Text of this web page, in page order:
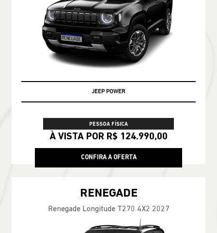
JEEP POWER
PESSOA FÍSICA
À VISTA POR R$ 124.990,00
CONFIRA A OFERTA
RENEGADE
Renegade Longitude T270 4X2 2027